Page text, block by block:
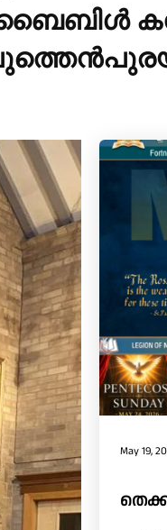
ബൈബിൾ
May 19,